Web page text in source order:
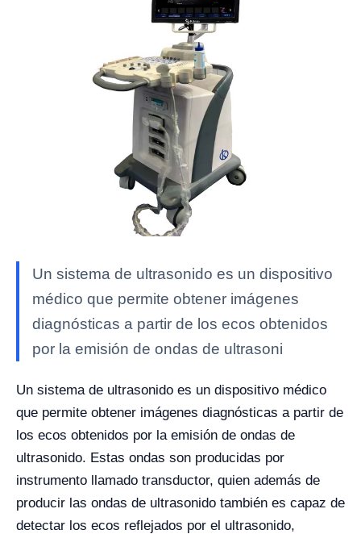
Un sistema de ultrasonido es un dispositivo
médico que permite obtener imágenes
diagnósticas a partir de los ecos obtenidos
por la emisión de ondas de ultrasoni
Un sistema de ultrasonido es un dispositivo médico
que permite obtener imágenes diagnósticas a partir de
los ecos obtenidos por la emisión de ondas de
ultrasonido. Estas ondas son producidas por
instrumento llamado transductor, quien además de
producir las ondas de ultrasonido también es capaz de
detectar los ecos reflejados por el ultrasonido,